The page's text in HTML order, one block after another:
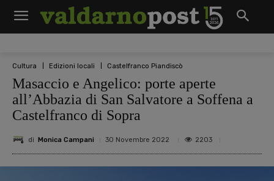
Cultura Edizioni locali Castelfranco Piandiscò
Masaccio e Angelico: porte aperte
all’Abbazia di San Salvatore a Soffena a
Castelfranco di Sopra
di Monica Campani 30 Novembre 2022 2203